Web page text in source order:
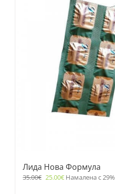
Лида Нова Формула
35.00€ 25.00€ Намалена с 29%